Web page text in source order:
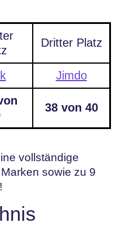
Dritter Platz
Jimdo
38 von 40
vollständige
sowie zu 9